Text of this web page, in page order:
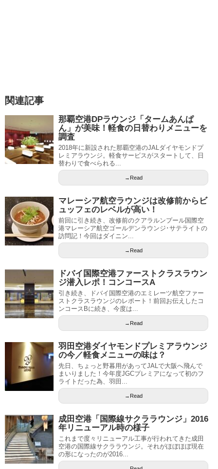
関連記事
那覇空港DPラウンジ「タームあんぱ
ん」が美味！軽食の日替わりメニューを
調査
2018年に新設された那覇空港のJALダイヤモンドプ
レミアラウンジ。軽食サービスがスタートして、日
替わりで食べられる...
→Read
マレーシア航空ラウンジは改修前からビ
ュッフェのレベルが高い！
前回に引き続き、改修前のクアラルンプール国際空
港マレーシア航空ゴールデンラウンジ･サテライトの
訪問記！今回はダイニン...
→Read
ドバイ国際空港ファーストクラスラウン
ジ潜入レポ！コンコースA
引き続き、ドバイ国際空港のエミレーツ航空ファー
ストクラスラウンジのレポート！前回お伝えしたコ
ンコースBに続き、今度は...
→Read
羽田空港ダイヤモンドプレミアラウンジ
の今／軽食メニューの味は？
先日、ちょっと野暮用があってJALで大阪へ飛んで
まいりました！今年度JGCプレミアになって初のフ
ライトだった為、羽田...
→Read
成田空港「国際線サクララウンジ」2016
年リニューアル時の様子
これまで度々リニューアル工事が行われてきた成田
空港の国際線サクララウンジ。それがほぼほぼ現在
の形になったのが2016...